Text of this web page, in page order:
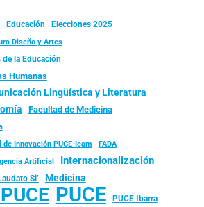
Educación Elecciones 2025
Diseño y Artes
de la Educación
Humanas
Lingüística y Literatura
Facultad de Medicina
Innovación PUCE-Icam FADA
Artificial Internacionalización
Si’ Medicina
PUCE PUCE Ibarra